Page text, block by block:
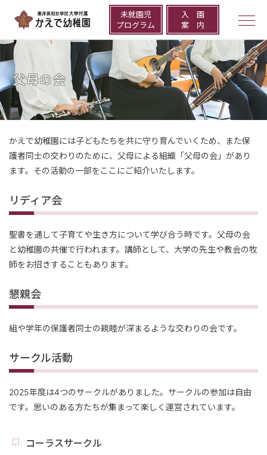
未就園児
プログラム
⼊ 園
案 内
父母の会
かえで幼稚園には子どもたちを共に守り育んでいくため、また保
護者同士の交わりのために、父母による組織「父母の会」があり
ます。その活動の一部をここにご紹介いたします。
リディア会
聖書を通して子育てや生き方について学び合う時です。父母の会
と幼稚園の共催で行われます。講師として、大学の先生や教会の牧
師をお招きすることもあります。
懇親会
組や学年の保護者同士の親睦が深まるような交わりの会です。
サークル活動
2025年度は4つのサークルがありました。サークルの参加は自由
です。思いのある方たちが集まって楽しく運営されています。
コーラスサークル